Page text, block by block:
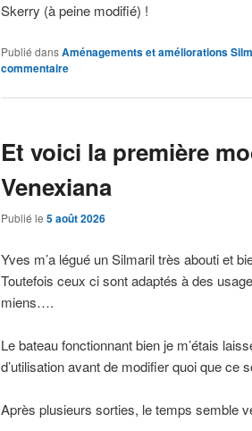
Skerry (à peine modifié) !
Publié dansAménagements et améliorations
commentaire
Et voici la première
Venexiana
Publié le 5 août 2026
Yves m’a légué un Silmaril très abouti et
Toutefois ceux ci sont adaptés à des
miens….
Le bateau fonctionnant bien je m’étais
d’utilisation avant de modifier quoi que ce
Après plusieurs sorties, le temps semble